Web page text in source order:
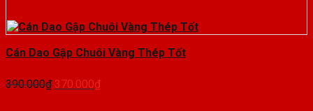
Cán Dao Gập Chuôi Vàng Thép Tốt
390.000₫ Giá
370.000₫Giá